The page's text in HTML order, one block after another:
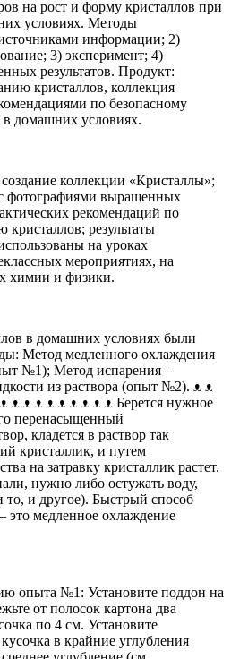
на рост и форму кристаллов при
условиях. Методы
информации; 2)
3) эксперимент; 4)
результатов. Продукт:
кристаллов, коллекция
по безопасному
домашних условиях.
коллекции «Кристаллы»;
фотографиями выращенных
рекомендаций по
результаты
на уроках
мероприятиях, на
химии и физики.
в домашних условиях были
Метод медленного охлаждения
№1); Метод испарения –
из раствора (опыт №2). ᴥ ᴥ
ᴥ ᴥ ᴥ ᴥ ᴥ ᴥ ᴥ ᴥ ᴥ Берется нужное
перенасыщенный
кладется в раствор так
кристаллик, и путем
на затравку кристаллик растет.
нужно либо остужать воду,
и другое). Быстрый способ
это медленное охлаждение
опыта №1: Установите поддон на
от полосок картона два
по 4 см. Установите
в крайние углубления